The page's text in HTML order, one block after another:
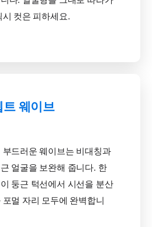
컷은 피하세요.
트 웨이브
드러운 웨이브는 비대칭과
얼굴을 보완해 줍니다. 한
둥근 턱선에서 시선을 분산
멀 자리 모두에 완벽합니